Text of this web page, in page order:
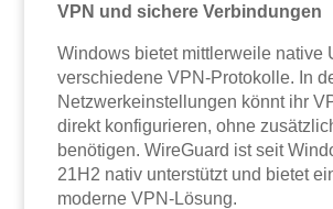
VPN und sichere Verbindungen
Windows bietet mittlerweile native
verschiedene VPN-Protokolle. In
Netzwerkeinstellungen könnt ihr
direkt konfigurieren, ohne
benötigen. WireGuard ist seit
21H2 nativ unterstützt und bietet
moderne VPN-Lösung.